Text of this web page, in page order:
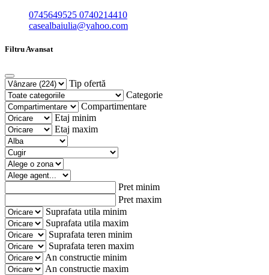
0745649525 0740214410
casealbaiulia@yahoo.com
Filtru Avansat
Tip ofertă
Categorie
Compartimentare
Etaj minim
Etaj maxim
Pret minim
Pret maxim
Suprafata utila minim
Suprafata utila maxim
Suprafata teren minim
Suprafata teren maxim
An constructie minim
An constructie maxim